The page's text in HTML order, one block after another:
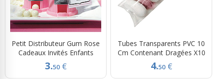
Petit Distributeur Gum Rose
Cadeaux Invités Enfants
3.50 €
Tubes Transparents PVC 10
Cm Contenant Dragées X10
4.50 €